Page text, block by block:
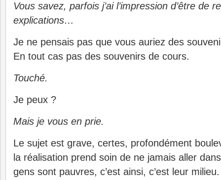
Vous savez, parfois j’ai l’impression d’être de
explications…
Je ne pensais pas que vous auriez des
En tout cas pas des souvenirs de cours.
Touché.
Je peux ?
Mais je vous en prie.
Le sujet est grave, certes, profondément
la réalisation prend soin de ne jamais aller
gens sont pauvres, c’est ainsi, c’est leur